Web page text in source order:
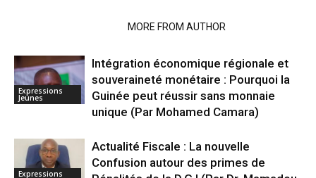
MORE FROM AUTHOR
Expressions
Jeunes
Intégration économique régionale et
souveraineté monétaire : Pourquoi la
Guinée peut réussir sans monnaie
unique (Par Mohamed Camara)
Expressions
Actualité Fiscale : La nouvelle
Confusion autour des primes de